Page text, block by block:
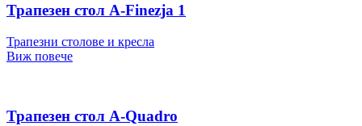
Трапезен стол A-Finezja 1
Трапезни столове и кресла
Виж повече
Трапезен стол A-Quadro